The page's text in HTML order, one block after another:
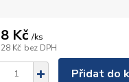
Kč /ks
Kč bez DPH
Přidat do